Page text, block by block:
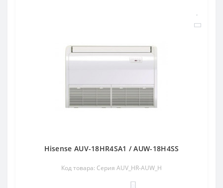
Hisense AUV-18HR4SA1 / AUW-18H4SS
Код товара: Серия AUV_HR-AUW_H